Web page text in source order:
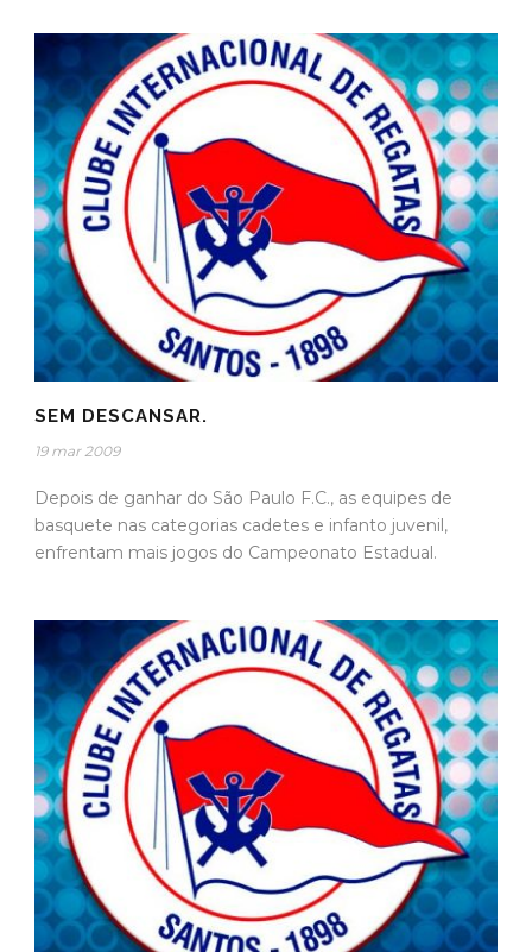
SEM DESCANSAR.
19 mar 2009
Depois de ganhar do São Paulo F.C., as equipes de
basquete nas categorias cadetes e infanto juvenil,
enfrentam mais jogos do Campeonato Estadual.